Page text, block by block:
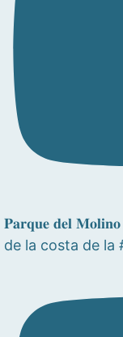
𝐏𝐚𝐫𝐪𝐮𝐞 𝐝𝐞𝐥
de la costa de la